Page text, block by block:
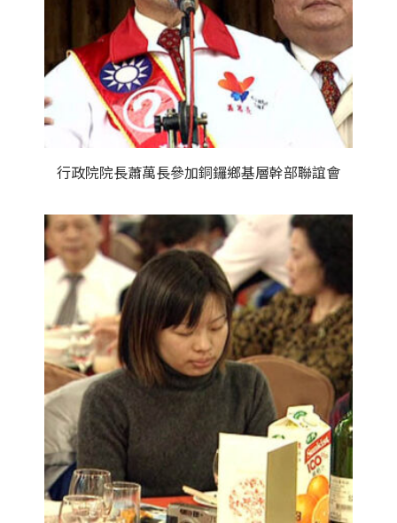
行政院院長蕭萬長參加銅鑼鄉基層幹部聯誼會